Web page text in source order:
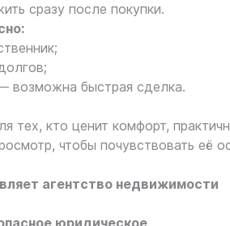
сразу после покупки.
возможна быстрая сделка.
тех, кто ценит комфорт,
чтобы почувствовать её
агентство недвижимости
юридическое